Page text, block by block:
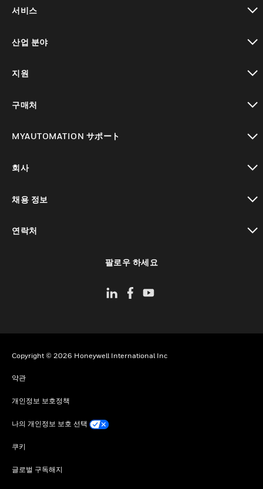
서비스
산업 분야
지원
구매처
MYAUTOMATION サポート
회사
채용 정보
연락처
팔로우 하세요
Copyright © 2026 Honeywell International Inc
약관
개인정보 보호정책
나의 개인정보 보호 선택
쿠키
글로벌 구독해지